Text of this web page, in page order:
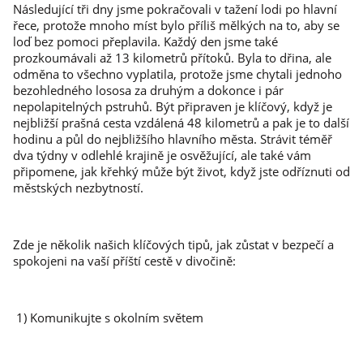
Následující tři dny jsme pokračovali v tažení lodi po hlavní
řece, protože mnoho míst bylo příliš mělkých na to, aby se
loď bez pomoci přeplavila. Každý den jsme také
prozkoumávali až 13 kilometrů přítoků. Byla to dřina, ale
odměna to všechno vyplatila, protože jsme chytali jednoho
bezohledného lososa za druhým a dokonce i pár
nepolapitelných pstruhů. Být připraven je klíčový, když je
nejbližší prašná cesta vzdálená 48 kilometrů a pak je to další
hodinu a půl do nejbližšího hlavního města. Strávit téměř
dva týdny v odlehlé krajině je osvěžující, ale také vám
připomene, jak křehký může být život, když jste odříznuti od
městských nezbytností.
Zde je několik našich klíčových tipů, jak zůstat v bezpečí a
spokojeni na vaší příští cestě v divočině:
1) Komunikujte s okolním světem